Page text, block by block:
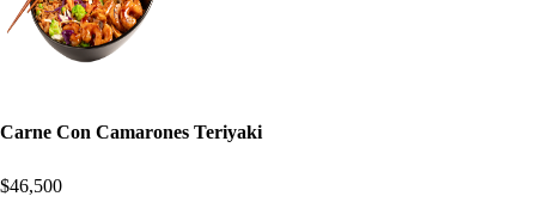
Carne Con Camarones Teriyaki
$46,500